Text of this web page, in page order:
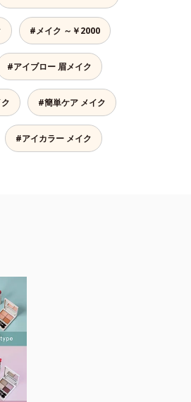
#メイク ～￥2000
#アイブロー 眉メイク
#簡単ケア メイク
#アイカラー メイク